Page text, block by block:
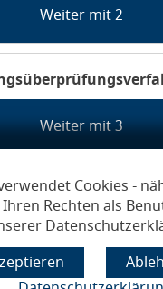
Cookies -
Rechten als
beachten Sie: Hier